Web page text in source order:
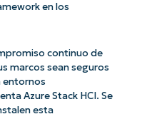
en los
continuo de
marcos sean seguros
entornos
Azure Stack HCI. Se
esta